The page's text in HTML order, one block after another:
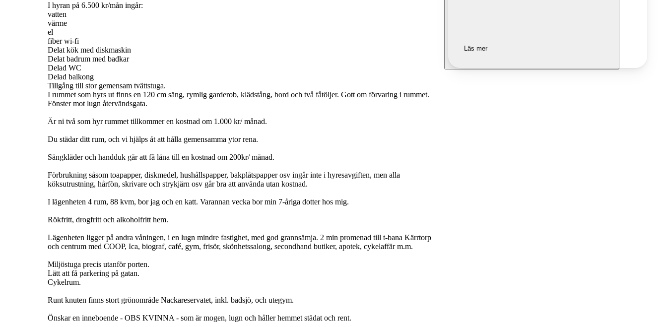
I hyran på 6.500 kr/mån ingår:
vatten
värme
el
fiber wi-fi
Delat kök med diskmaskin
Delat badrum med badkar
Delad WC
Delad balkong
Tillgång till stor gemensam tvättstuga.
I rummet som hyrs ut finns en 120 cm säng, rymlig garderob, klädstång, bord och två fåtöljer. Gott om förvaring i rummet.
Fönster mot lugn återvändsgata.
Är ni två som hyr rummet tillkommer en kostnad om 1.000 kr/ månad.
Du städar ditt rum, och vi hjälps åt att hålla gemensamma ytor rena.
Sängkläder och handduk går att få låna till en kostnad om 200kr/ månad.
Förbrukning såsom toapapper, diskmedel, hushållspapper, bakplåtspapper osv ingår inte i hyresavgiften, men alla
köksutrustning, hårfön, skrivare och strykjärn osv går bra att använda utan kostnad.
I lägenheten 4 rum, 88 kvm, bor jag och en katt. Varannan vecka bor min 7-åriga dotter hos mig.
Rökfritt, drogfritt och alkoholfritt hem.
Lägenheten ligger på andra våningen, i en lugn mindre fastighet, med god grannsämja. 2 min promenad till t-bana Kärrtorp
och centrum med COOP, Ica, biograf, café, gym, frisör, skönhetssalong, secondhand butiker, apotek, cykelaffär m.m.
Miljöstuga precis utanför porten.
Lätt att få parkering på gatan.
Cykelrum.
Runt knuten finns stort grönområde Nackareservatet, inkl. badsjö, och utegym.
Önskar en inneboende - OBS KVINNA - som är mogen, lugn och håller hemmet städat och rent.
Läs mer